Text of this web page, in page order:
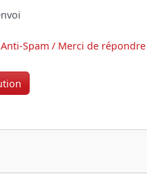
Anti-Spam / Merci de